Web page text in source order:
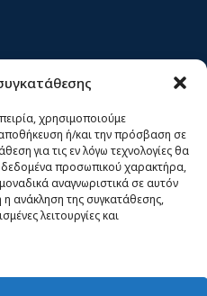
χρησιμοποιούμε
ή/και την πρόσβαση σε
για τις εν λόγω τεχνολογίες θα
δεδομένα προσωπικού χαρακτήρα,
αναγνωριστικά σε αυτόν
ανάκληση της συγκατάθεσης,
λειτουργίες και
αρχές & δράση